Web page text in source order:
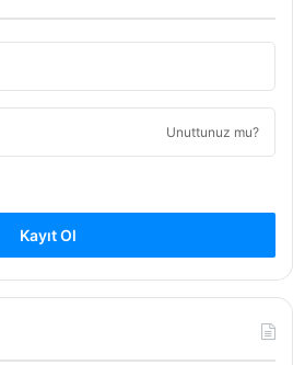
Unuttunuz mu?
Kayıt Ol